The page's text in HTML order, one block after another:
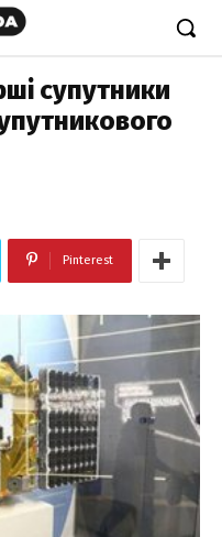
супутники
Pinterest